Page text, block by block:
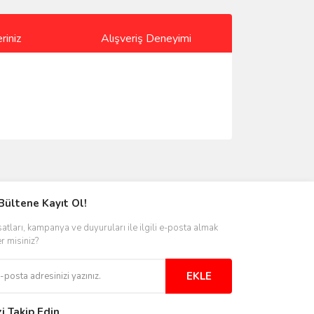
Alışveriş Deneyimi
Kayıt Ol!
kampanya ve duyuruları ile ilgili e-posta almak
misiniz?
EKLE